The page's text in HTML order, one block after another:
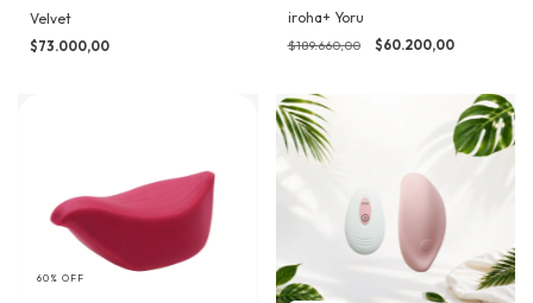
Velvet
$73.000,00
iroha+ Yoru
$189.660,00 $60.200,00
60 % OFF